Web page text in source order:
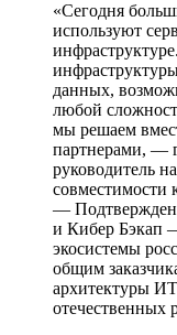
«Сегодня
используют
данных,
любой
мы решаем
партнерами, —
руководитель
совместимости
—
и Кибер Бэкап
экосистемы
общим
архитектуры
отечественных